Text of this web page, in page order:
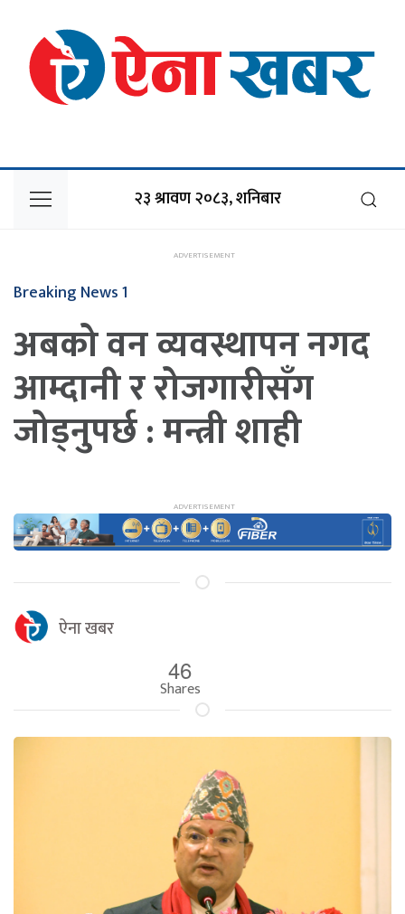
२३ श्रावण २०८३, शनिबार
Breaking News 1
अबको वन व्यवस्थापन नगद
आम्दानी र रोजगारीसँग
जोड्नुपर्छ : मन्त्री शाही
ऐना खबर
46
Shares